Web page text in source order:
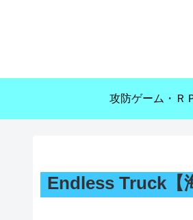
攻防ゲーム・Ｒ
Endless Truck【